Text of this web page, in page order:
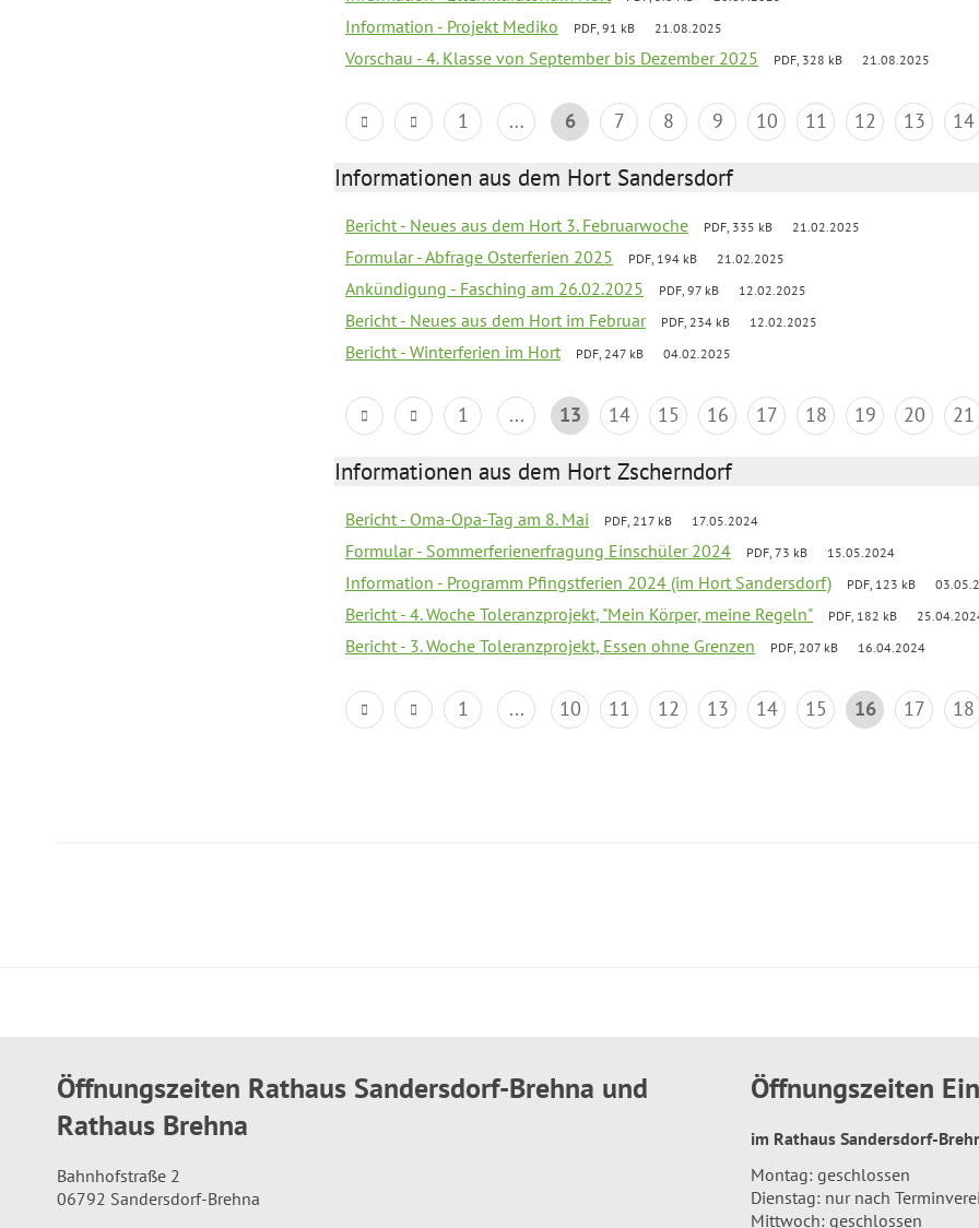
Information - Projekt Mediko PDF, 91 kB 21.08.2025
Vorschau - 4. Klasse von September bis Dezember 2025 PDF, 328 kB 21.08.2025
1 ... 6 7 8 9 10 11 12 13 14
Informationen aus dem Hort Sandersdorf
Bericht - Neues aus dem Hort 3. Februarwoche PDF, 335 kB 21.02.2025
Formular - Abfrage Osterferien 2025 PDF, 194 kB 21.02.2025
Ankündigung - Fasching am 26.02.2025 PDF, 97 kB 12.02.2025
Bericht - Neues aus dem Hort im Februar PDF, 234 kB 12.02.2025
Bericht - Winterferien im Hort PDF, 247 kB 04.02.2025
1 ... 13 14 15 16 17 18 19 20 21
Informationen aus dem Hort Zscherndorf
Bericht - Oma-Opa-Tag am 8. Mai PDF, 217 kB 17.05.2024
Formular - Sommerferienerfragung Einschüler 2024 PDF, 73 kB 15.05.2024
Information - Programm Pfingstferien 2024 (im Hort Sandersdorf) PDF, 123 kB
Bericht - 4. Woche Toleranzprojekt, "Mein Körper, meine Regeln" PDF, 182 kB
Bericht - 3. Woche Toleranzprojekt, Essen ohne Grenzen PDF, 207 kB 16.04.2024
1 ... 10 11 12 13 14 15 16 17 18
Öffnungszeiten Rathaus Sandersdorf-Brehna und
Rathaus Brehna
Bahnhofstraße 2
06792 Sandersdorf-Brehna
Öffnungszeiten
im Rathaus Sandersdorf-
Montag: geschlossen
Dienstag: nur nach
Mittwoch: geschlossen